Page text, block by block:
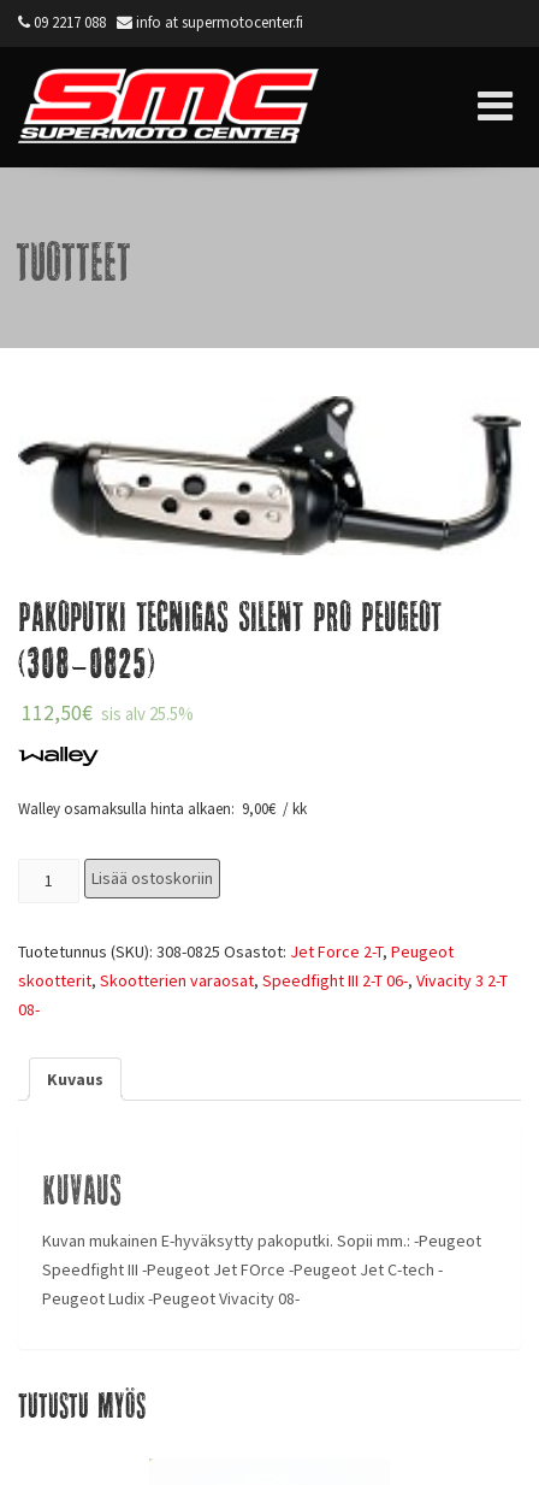
09 2217 088 info at supermotocenter.fi
Tuotteet
Pakoputki Tecnigas Silent Pro Peugeot
(308-0825)
112,50€ sis alv 25.5%
Walley osamaksulla hinta alkaen: 9,00€ / kk
Lisää ostoskoriin
Tuotetunnus (SKU): 308-0825 Osastot: Jet Force 2-T, Peugeot
skootterit, Skootterien varaosat, Speedfight III 2-T 06-, Vivacity 3 2-T
08-
Kuvaus
Kuvaus
Kuvan mukainen E-hyväksytty pakoputki. Sopii mm.: -Peugeot
Speedfight III -Peugeot Jet FOrce -Peugeot Jet C-tech -
Peugeot Ludix -Peugeot Vivacity 08-
Tutustu myös